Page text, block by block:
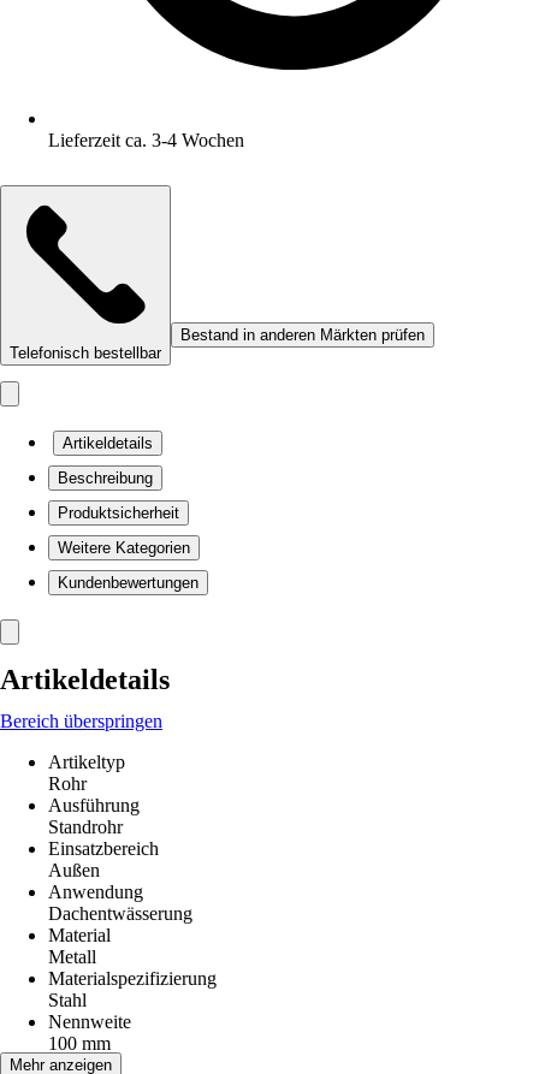
Lieferzeit ca. 3-4 Wochen
Telefonisch bestellbar
Bestand in anderen Märkten prüfen
Artikeldetails
Beschreibung
Produktsicherheit
Weitere Kategorien
Kundenbewertungen
Artikeldetails
Bereich überspringen
Artikeltyp
Rohr
Ausführung
Standrohr
Einsatzbereich
Außen
Anwendung
Dachentwässerung
Material
Metall
Materialspezifizierung
Stahl
Nennweite
100 mm
Länge
Mehr anzeigen